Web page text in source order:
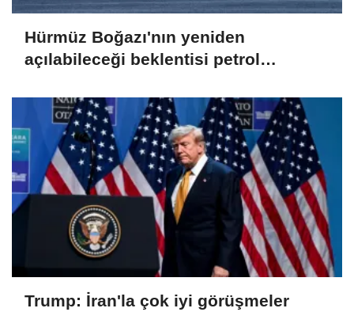
Hürmüz Boğazı'nın yeniden
açılabileceği beklentisi petrol
Trump: İran'la çok iyi görüşmeler